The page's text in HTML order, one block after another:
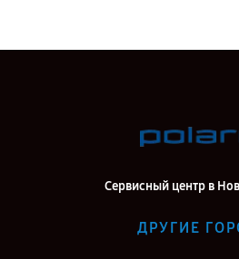
Сервисный центр в
ДРУГИЕ